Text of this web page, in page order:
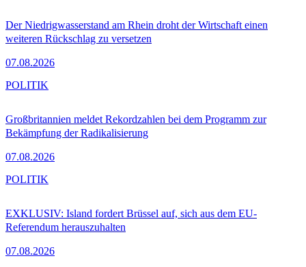
Der Niedrigwasserstand am Rhein droht der Wirtschaft einen
weiteren Rückschlag zu versetzen
07.08.2026
Großbritannien meldet Rekordzahlen bei dem Programm zur
Bekämpfung der Radikalisierung
07.08.2026
POLITIK
EXKLUSIV: Island fordert Brüssel auf, sich aus dem EU-
Referendum herauszuhalten
07.08.2026
POLITIK